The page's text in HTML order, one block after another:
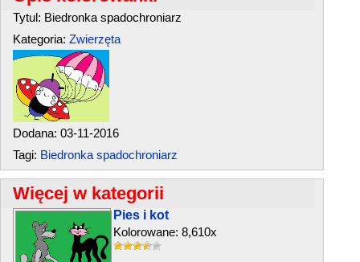
Tytul: Biedronka spadochroniarz
Kategoria: Zwierzęta
Dodana: 03-11-2016
Tagi: Biedronka spadochroniarz
Więcej w kategorii
Pies i kot
Kolorowane: 8,610x